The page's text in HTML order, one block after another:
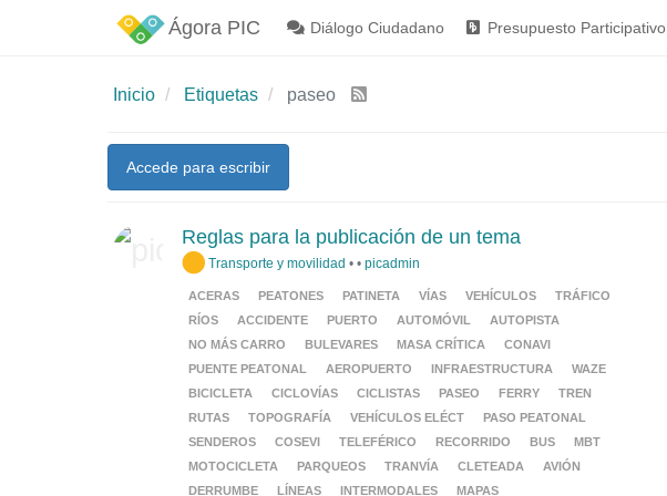
Ágora PIC Diálogo Ciudadano Presupuesto Participativo
Inicio Etiquetas paseo
Accede para escribir
Reglas para la publicación de un tema
Transporte y movilidad •
ACERAS PEATONES PATINETA VÍAS VEHÍCULOS
TRÁFICO
RÍOS
ACCIDENTE PUERTO AUTOMÓVIL
AUTOPISTA
NO MÁS CARRO
BULEVARES MASA CRÍTICA
CONAVI
PUENTE PEATONAL
AEROPUERTO INFRAESTRUCTURA
WAZE
BICICLETA
CICLOVÍAS CICLISTAS PASEO FERRY
TREN
RUTAS
TOPOGRAFÍA VEHÍCULOS ELÉCT
PASO PEATONAL
SENDEROS
COSEVI TELEFÉRICO RECORRIDO BUS
MBT
MOTOCICLETA
PARQUEOS TRANVÍA CLETEADA
AVIÓN
DERRUMBE
LÍNEAS INTERMODALES
MAPAS
•picadmin